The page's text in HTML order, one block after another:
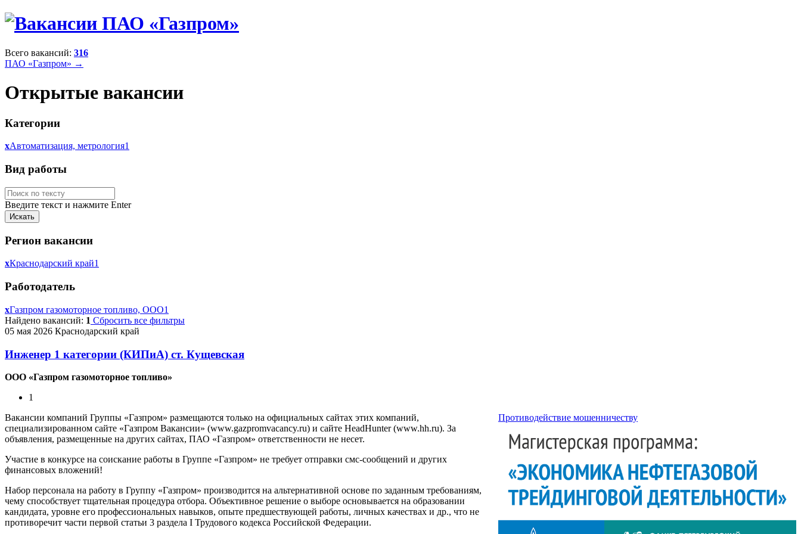
Всего вакансий: 316
ПАО «Газпром» →
Открытые вакансии
Категории
xАвтоматизация, метрология1
Вид работы
Введите текст и нажмите Enter
Регион вакансии
xКраснодарский край1
Работодатель
xГазпром газомоторное топливо, ООО1
Найдено вакансий: 1 Сбросить все фильтры
05 мая 2026 Краснодарский край
Инженер 1 категории (КИПиА) ст. Кущевская
ООО «Газпром газомоторное топливо»
1
Противодействие мошенничеству
Вакансии компаний Группы «Газпром» размещаются только на официальных сайтах этих компаний,
специализированном сайте «Газпром Вакансии» (www.gazpromvacancy.ru) и сайте HeadHunter (www.hh.ru). За
объявления, размещенные на других сайтах, ПАО «Газпром» ответственности не несет.
Участие в конкурсе на соискание работы в Группе «Газпром» не требует отправки смс-сообщений и других
финансовых вложений!
Набор персонала на работу в Группу «Газпром» производится на альтернативной основе по заданным требованиям,
чему способствует тщательная процедура отбора. Объективное решение о выборе основывается на образовании
кандидата, уровне его профессиональных навыков, опыте предшествующей работы, личных качествах и др., что не
противоречит части первой статьи 3 раздела I Трудового кодекса Российской Федерации.